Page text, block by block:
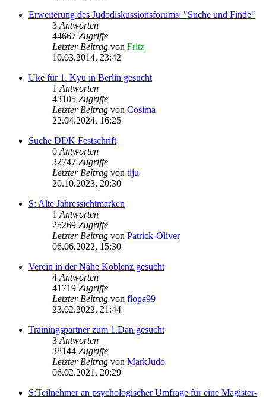
Erweiterung des Judodiskussionsforums: "Suche und Finde"
3 Antworten
44667 Zugriffe
Letzter Beitrag von Fritz
10.03.2014, 23:42
Uke für 1. Kyu in Berlin gesucht
1 Antworten
43105 Zugriffe
Letzter Beitrag von Cosima
22.04.2024, 16:25
Suche DDK Festschrift
0 Antworten
32747 Zugriffe
Letzter Beitrag von tiju
20.10.2023, 20:30
S: Alte Jahressichtmarken
1 Antworten
25269 Zugriffe
Letzter Beitrag von Patrick-Oliver
06.06.2022, 15:30
Verein in der Nähe Koblenz gesucht
4 Antworten
41719 Zugriffe
Letzter Beitrag von flopa99
23.02.2022, 21:44
Trainingspartner zum 1.Dan gesucht
3 Antworten
38144 Zugriffe
Letzter Beitrag von MarkJudo
06.02.2021, 20:29
S:Teilnehmer an psychologischer Umfrage für eine Magister-